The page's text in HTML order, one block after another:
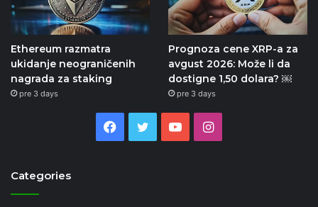
Ethereum razmatra
ukidanje neograničenih
nagrada za staking
pre 3 days
Prognoza cene XRP-a za
avgust 2026: Može li da
dostigne 1,50 dolara? ￼
pre 3 days
Facebook
TwitterYouTubeInstagram
Categories